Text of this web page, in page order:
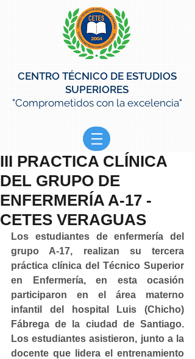
CENTRO TÉCNICO DE ESTUDIOS
SUPERIORES
"Comprometidos con la excelencia"
III PRACTICA CLÍNICA
DEL GRUPO DE
ENFERMERÍA A-17 -
CETES VERAGUAS
Los estudiantes de enfermería del
grupo A-17, realizan su tercera
práctica clínica del Técnico Superior
en Enfermería, en esta ocasión
participaron en el área materno
infantil del hospital Luis (Chicho)
Fábrega de la ciudad de Santiago.
Los estudiantes asistieron, junto a la
docente que lidera el entrenamiento